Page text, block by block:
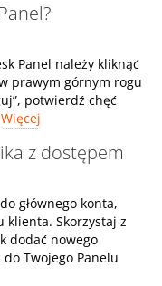
Panel należy kliknąć
prawym górnym rogu
potwierdź chęć
Więcej
z dostępem
głównego konta,
klienta. Skorzystaj z
dodać nowego
Twojego Panelu